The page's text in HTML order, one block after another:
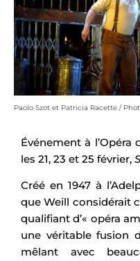
Paolo Szot et Patricia Racette /
Événement à
les 21, 23 et 25 février,
Créé en 1947 à
que Weill considérait
qualifiant d’« opéra
une véritable fusion
mêlant avec